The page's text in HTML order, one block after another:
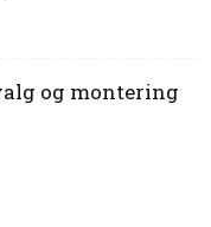
og montering